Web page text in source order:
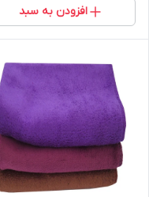
افزودن به سبد